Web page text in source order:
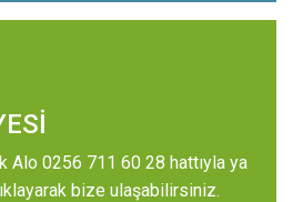
Alo 0256 711 60 28 hattıyla ya
bize ulaşabilirsiniz.